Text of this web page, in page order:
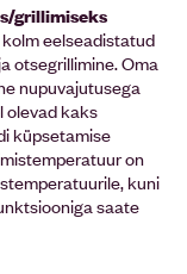
grillimiseks
eelseadistatud
otsegrillimine. Oma
nupuvajutusega
olevad kaks
küpsetamise
on
kuni
saate